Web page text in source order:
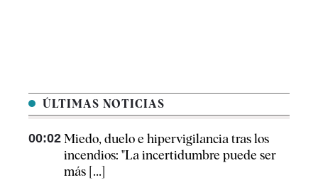
ÚLTIMAS NOTICIAS
00:02 Miedo, duelo e hipervigilancia tras los
incendios: "La incertidumbre puede ser
más [...]